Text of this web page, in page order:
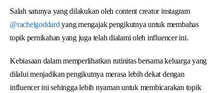
Salah satunya yang dilakukan oleh content creator instagram
@rachelgoddard yang mengajak pengikutnya untuk membahas
topik pernikahan yang juga telah dialami oleh influencer ini.
Kebiasaan dalam memperlihatkan rutinitas bersama keluarga yang
dilalui menjadikan pengikutnya merasa lebih dekat dengan
influencer ini sehingga lebih nyaman untuk membicarakan topik